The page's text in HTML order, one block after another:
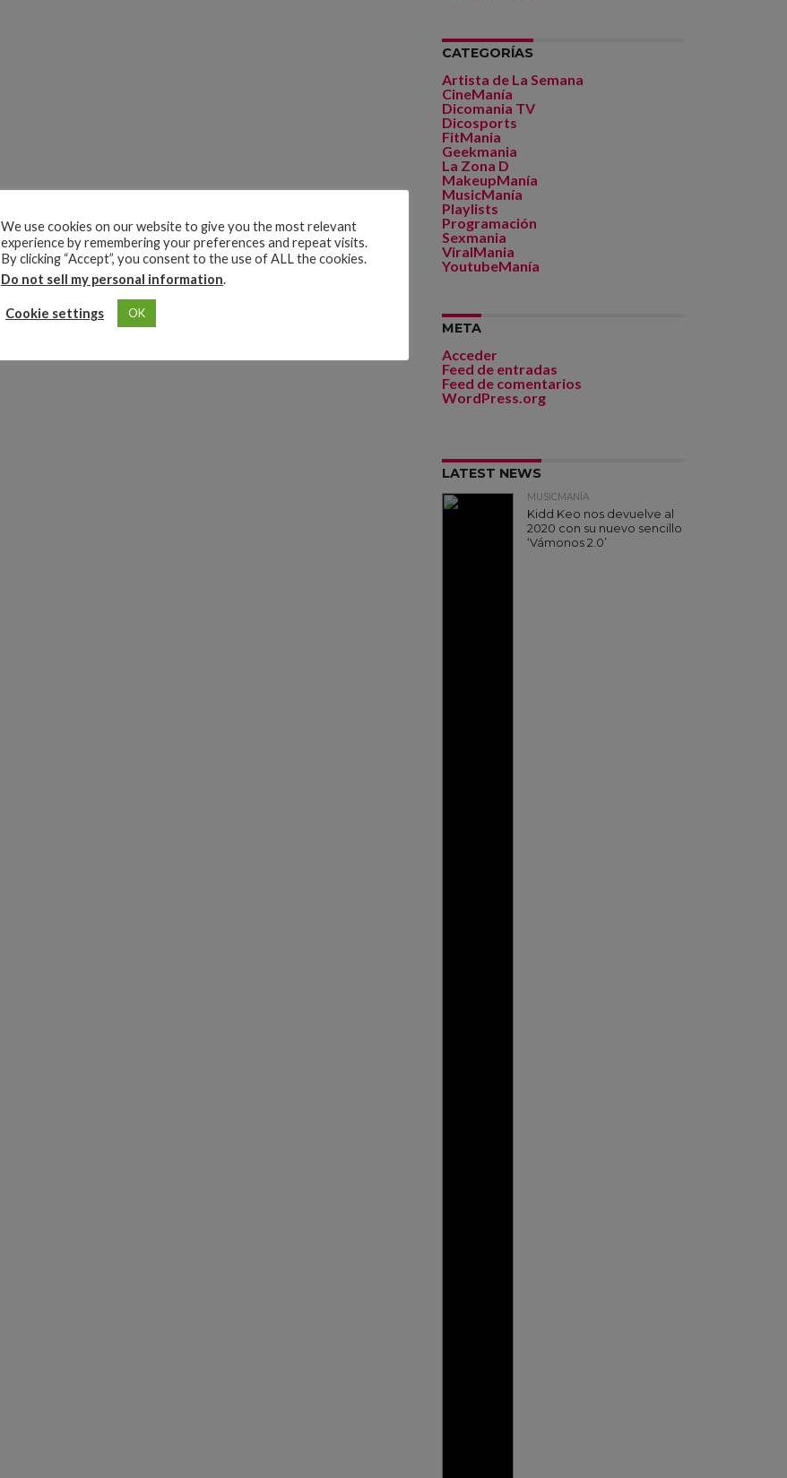
CATEGORÍAS
Artista de La Semana
CineManía
Dicomania TV
Dicosports
FitMania
Geekmania
La Zona D
MakeupManía
MusicManía
Playlists
Programación
Sexmania
ViralMania
YoutubeManía
META
Acceder
Feed de entradas
Feed de comentarios
WordPress.org
LATEST NEWS
MUSICMANÍA
Kidd Keo nos devuelve al
2020 con su nuevo sencillo
‘Vámonos 2.0’
We use cookies on our website to give you the most relevant
experience by remembering your preferences and repeat visits.
By clicking “Accept”, you consent to the use of ALL the cookies.
Do not sell my personal information.
Cookie settings OK